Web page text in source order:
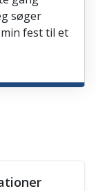
søger
fest til et